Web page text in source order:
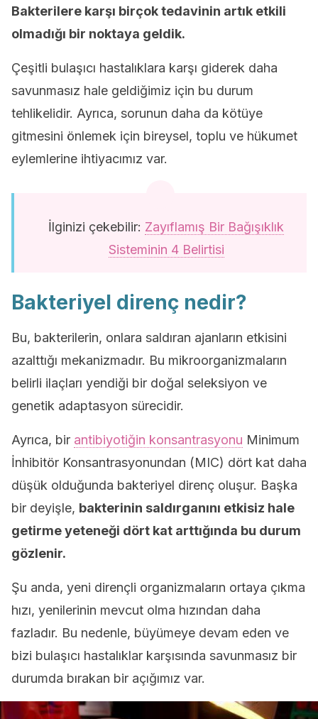
Bakterilere karşı birçok tedavinin artık etkili
olmadığı bir noktaya geldik.
Çeşitli bulaşıcı hastalıklara karşı giderek daha
savunmasız hale geldiğimiz için bu durum
tehlikelidir. Ayrıca, sorunun daha da kötüye
gitmesini önlemek için bireysel, toplu ve hükumet
eylemlerine ihtiyacımız var.
İlginizi çekebilir: Zayıflamış Bir Bağışıklık
Sisteminin 4 Belirtisi
Bakteriyel direnç nedir?
Bu, bakterilerin, onlara saldıran ajanların etkisini
azalttığı mekanizmadır. Bu mikroorganizmaların
belirli ilaçları yendiği bir doğal seleksiyon ve
genetik adaptasyon sürecidir.
Ayrıca, bir antibiyotiğin konsantrasyonu Minimum
İnhibitör Konsantrasyonundan (MIC) dört kat daha
düşük olduğunda bakteriyel direnç oluşur. Başka
bir deyişle, bakterinin saldırganını etkisiz hale
getirme yeteneği dört kat arttığında bu durum
gözlenir.
Şu anda, yeni dirençli organizmaların ortaya çıkma
hızı, yenilerinin mevcut olma hızından daha
fazladır. Bu nedenle, büyümeye devam eden ve
bizi bulaşıcı hastalıklar karşısında savunmasız bir
durumda bırakan bir açığımız var.